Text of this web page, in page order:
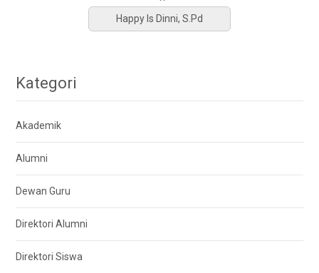
Happy Is Dinni, S.Pd
Kategori
Akademik
Alumni
Dewan Guru
Direktori Alumni
Direktori Siswa